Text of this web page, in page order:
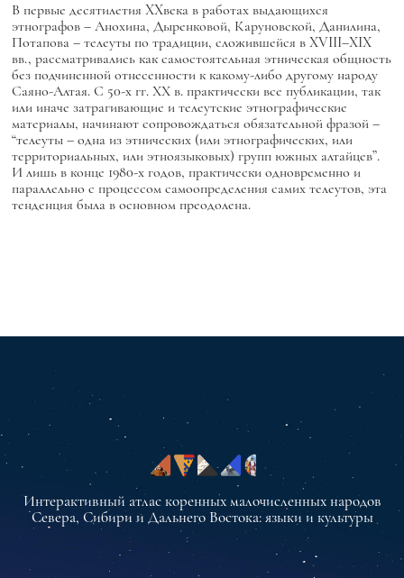
В первые десятилетия XXвека в работах выдающихся
этнографов – Анохина, Дыренковой, Каруновской, Данилина,
Потапова – телеуты по традиции, сложившейся в XVIII–XIX
вв., рассматривались как самостоятельная этническая общность
без подчиненной отнесенности к какому-либо другому народу
Саяно-Алтая. С 50-х гг. ХХ в. практически все публикации, так
или иначе затрагивающие и телеутские этнографические
материалы, начинают сопровождаться обязательной фразой –
“телеуты – одна из этнических (или этнографических, или
территориальных, или этноязыковых) групп южных алтайцев”.
И лишь в конце 1980-х годов, практически одновременно и
параллельно с процессом самоопределения самих телеутов, эта
тенденция была в основном преодолена.
Интерактивный атлас коренных малочисленных народов
Севера, Сибири и Дальнего Востока: языки и культуры